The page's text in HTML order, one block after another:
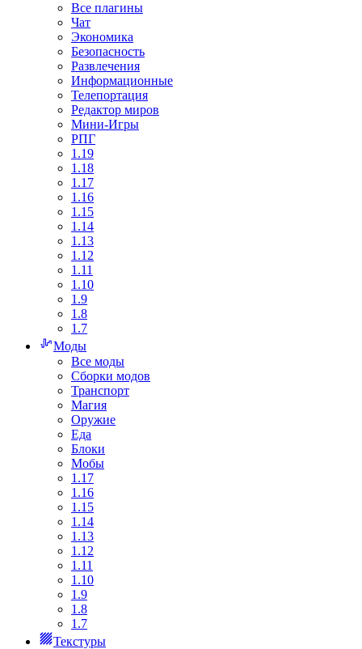
Все плагины
Чат
Экономика
Безопасность
Развлечения
Информационные
Телепортация
Редактор миров
Мини-Игры
РПГ
1.19
1.18
1.17
1.16
1.15
1.14
1.13
1.12
1.11
1.10
1.9
1.8
1.7
Моды
Все моды
Сборки модов
Транспорт
Магия
Оружие
Еда
Блоки
Мобы
1.17
1.16
1.15
1.14
1.13
1.12
1.11
1.10
1.9
1.8
1.7
Текстуры